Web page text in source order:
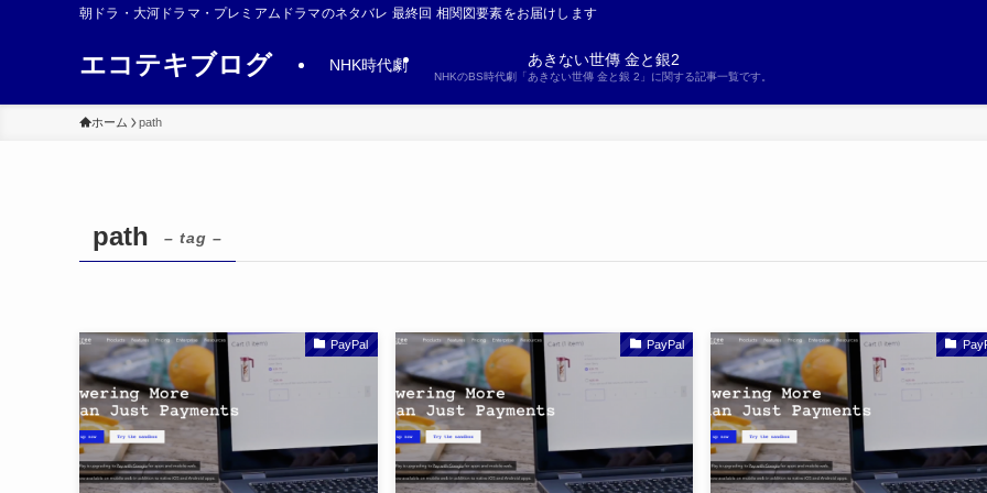
朝ドラ・大河ドラマ・プレミアムドラマのネタバレ 最終回 相関図要素をお届けします
エコテキブログ NHK時代劇 あきない世傳 金と銀2
NHKのBS時代劇「あきない世傳 金と銀 2」に関する記事一覧です。
ホーム path
path – tag –
PayPal PayPal